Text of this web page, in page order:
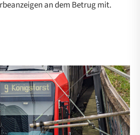
an dem Betrug mit.